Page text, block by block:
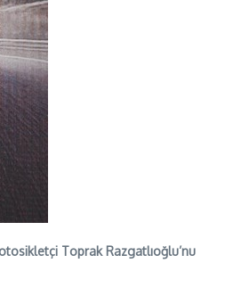
Toprak Razgatlıoğlu’nu